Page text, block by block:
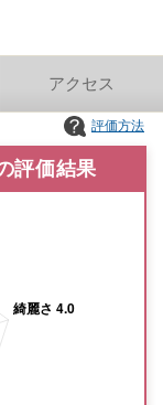
アクセス
評価結果
評価方法